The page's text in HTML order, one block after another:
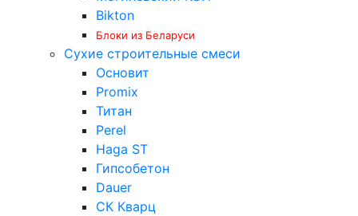
Bikton
Блоки из Беларуси
Сухие строительные смеси
Основит
Promix
Титан
Perel
Haga ST
Гипсобетон
Dauer
СК Кварц